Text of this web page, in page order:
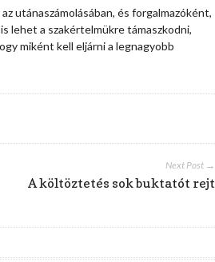
utánaszámolásában, és forgalmazóként,
lehet a szakértelmükre támaszkodni,
miként kell eljárni a legnagyobb
Next Post →
A költöztetés sok buktatót rejt